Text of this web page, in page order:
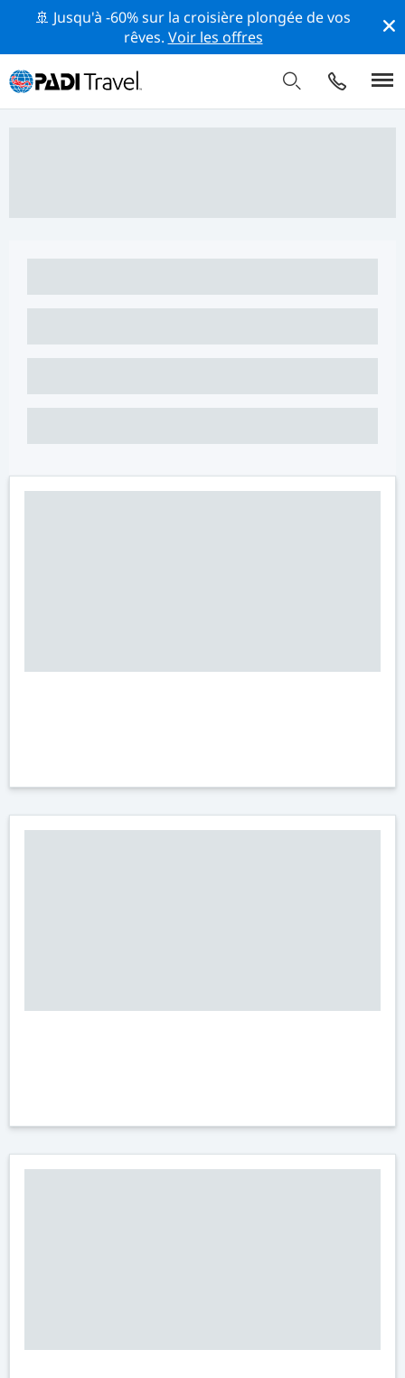
🚢 Jusqu'à -60% sur la croisière plongée de vos
rêves. Voir les offres